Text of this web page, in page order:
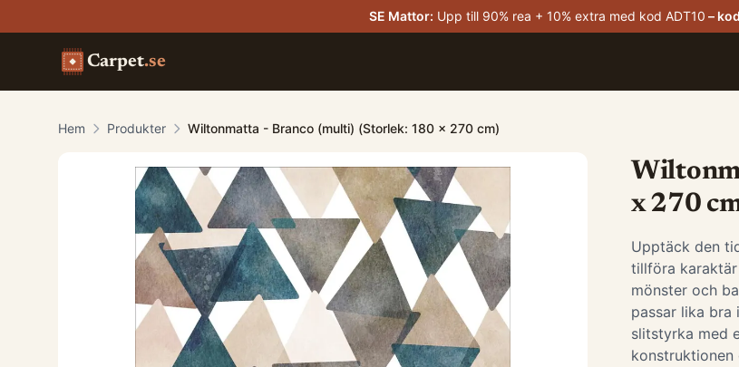
SE Mattor: Upp till 90% rea + 10% extra med kod ADT10 – kod
Carpet.se
Hem Produkter Wiltonmatta - Branco (multi) (Storlek: 180 x 270 cm)
x 270
Upptäck den
tillföra
mönster och
passar lika bra
slitstyrka med